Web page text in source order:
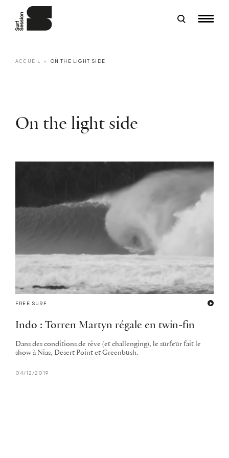
ACCUEIL ON THE LIGHT SIDE
On the light side
FREE SURF
Indo : Torren Martyn régale en twin-fin
Dans des conditions de rêve (et challenging), le surfeur fait le
show à Nias, Desert Point et Greenbush.
04/12/2019